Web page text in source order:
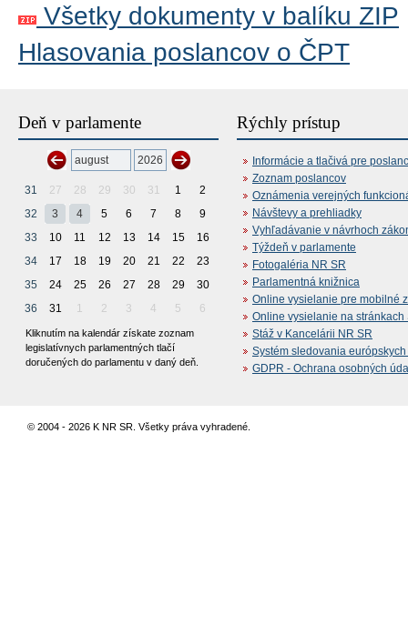
Všetky dokumenty v balíku ZIP
Hlasovania poslancov o ČPT
Deň v parlamente
31 27 28 29 30 31 1
2
32
3 4 5 6 7 8
9
33
10 11 12 13 14 15
16
34
17 18 19 20 21 22
23
35
24 25 26 27 28 29
30
36
31 1 2 3 4 5 6
Kliknutím na kalendár získate zoznam
legislatívnych parlamentných tlačí
doručených do parlamentu v daný deň.
Rýchly prístup
Informácie a tlačivá pre
Zoznam poslancov
Oznámenia verejných
Návštevy a prehliadky
Vyhľadávanie v návrhoch
Týždeň v parlamente
Fotogaléria NR SR
Parlamentná knižnica
Online vysielanie pre mobilné
Online vysielanie na stránkach
Stáž v Kancelárii NR SR
Systém sledovania
GDPR - Ochrana osobných
© 2004 - 2026 K NR SR. Všetky práva vyhradené.